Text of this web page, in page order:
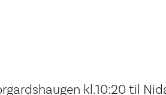
kl.10:20 til